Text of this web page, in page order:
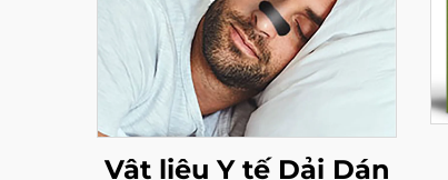
Vật liệu Y tế Dải Dán